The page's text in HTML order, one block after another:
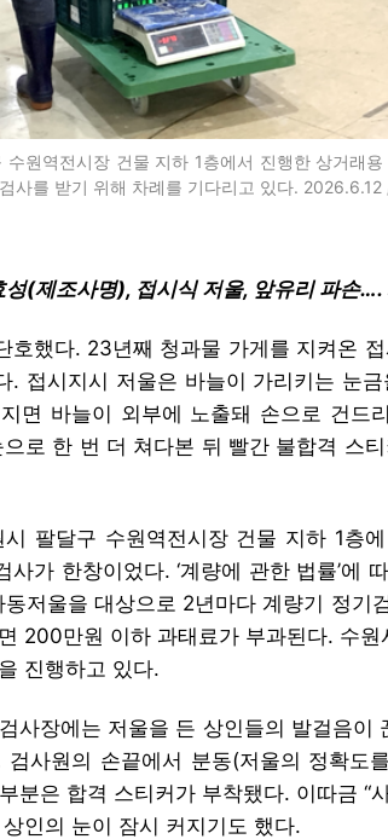
수원역전시장 건물 지하 1층에서 진행한 상거래
사를 받기 위해 차례를 기다리고 있다.
(제조사명), 접시식 저울, 앞유리 파손….
호했다. 23년째 청과물 가게를 지켜온
. 접시지시 저울은 바늘이 가리키는 눈
면 바늘이 외부에 노출돼 손으로 건드
로 한 번 더 쳐다본 뒤 빨간 불합격 스
팔달구 수원역전시장 건물 지하 1층
사가 한창이었다. ‘계량에 관한 법률’에
저울을 대상으로 2년마다 계량기 정기
200만원 이하 과태료가 부과된다. 수
진행하고 있다.
사장에는 저울을 든 상인들의 발걸음이
검사원의 손끝에서 분동(저울의 정확도
분은 합격 스티커가 부착됐다. 이따금 “
인의 눈이 잠시 커지기도 했다.